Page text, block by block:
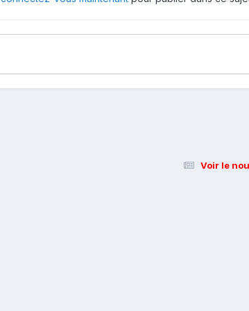
Voir le